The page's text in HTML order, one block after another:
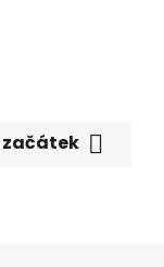
začátek 